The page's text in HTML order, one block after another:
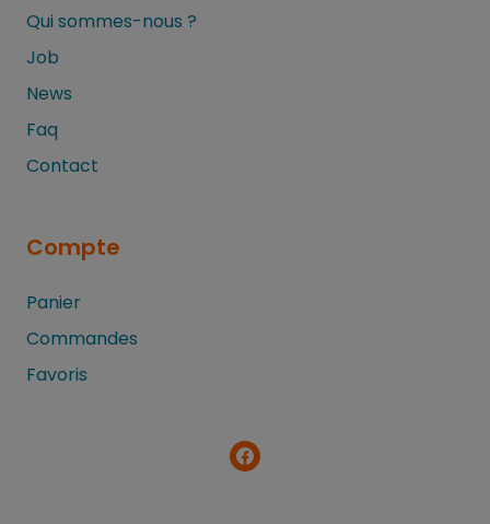
Qui sommes-nous ?
Job
News
Faq
Contact
Compte
Panier
Commandes
Favoris